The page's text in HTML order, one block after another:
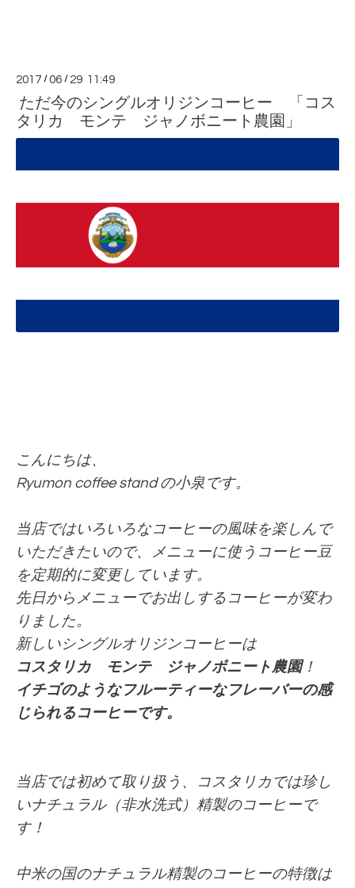
2017 /06 / 29 11:49
ただ今のシングルオリジンコーヒー 「コス
タリカ モンテ ジャノボニート農園」
こんにちは、
Ryumon coffee stand の小泉です。
当店ではいろいろなコーヒーの風味を楽しんで
いただきたいので、メニューに使うコーヒー豆
を定期的に変更しています。
先日からメニューでお出しするコーヒーが変わ
りました。
新しいシングルオリジンコーヒーは
コスタリカ モンテ ジャノボニート農園！
イチゴのようなフルーティーなフレーバーの感
じられるコーヒーです。
当店では初めて取り扱う、コスタリカでは珍し
いナチュラル（非水洗式）精製のコーヒーで
す！
中米の国のナチュラル精製のコーヒーの特徴は